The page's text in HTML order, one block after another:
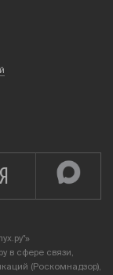
в сфере связи,
(Роскомнадзор),